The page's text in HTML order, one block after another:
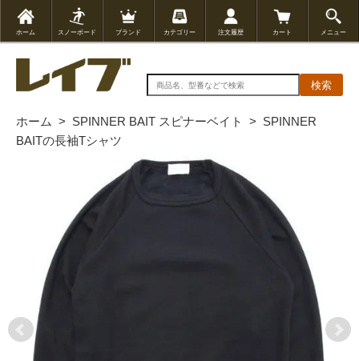
ホーム スノーボード ブランド カテゴリー 注文履歴 カート メニュー
検索
ホーム > SPINNER BAIT スピナーベイト > SPINNER
BAITの長袖Tシャツ